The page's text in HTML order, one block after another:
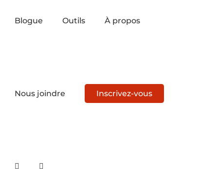
Blogue Outils À propos
Nous joindre Inscrivez-vous